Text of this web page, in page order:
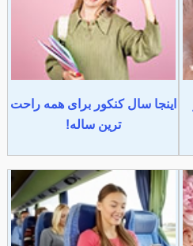
اینجا سال کنکور برای همه راحت
ترین ساله!